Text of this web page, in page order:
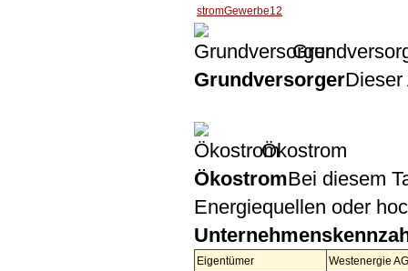
stromGewerbe12
GrundversorgerDieser
Ökostrom
ÖkostromBei diesem
Energiequellen oder
Eigentümer
Westenergie